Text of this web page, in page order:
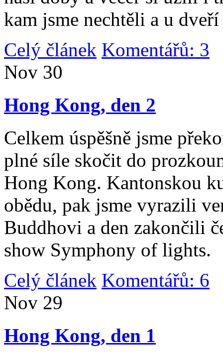
kam jsme nechtěli a u
Celý článek Komentářů: 3
Nov 30
Hong Kong, den 2
Celkem úspěšně jsme
plné síle skočit do
Hong Kong. Kantonskou
obědu, pak jsme vyrazili
Buddhovi a den zakončili
show Symphony of lights.
Celý článek Komentářů: 6
Nov 29
Hong Kong, den 1